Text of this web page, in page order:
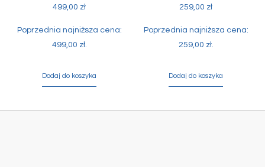
499,00 zł
Poprzednia najniższa cena:
499,00 zł.
Dodaj do koszyka
259,00 zł
Poprzednia najniższa cena:
259,00 zł.
Dodaj do koszyka